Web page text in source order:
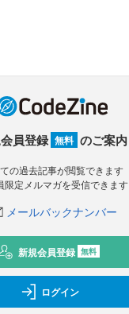
員登録 無料 のご案内
ての過去記事が閲覧できます
限定メルマガを受信できます
メールバックナンバー
新規会員登録 無料
ログイン